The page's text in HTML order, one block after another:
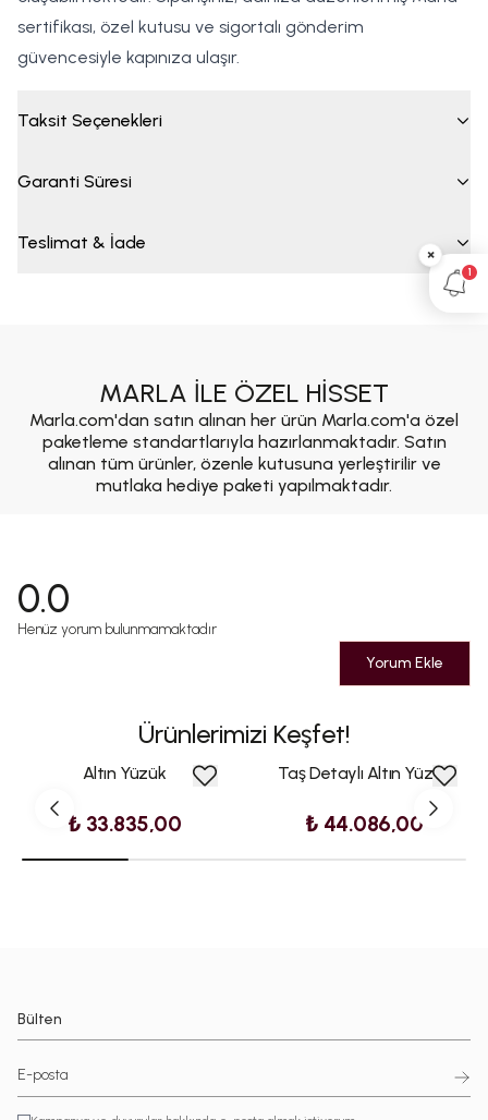
sertifikası, özel kutusu ve sigortalı gönderim
güvencesiyle kapınıza ulaşır.
Taksit Seçenekleri
Garanti Süresi
Teslimat & İade
MARLA İLE ÖZEL HİSSET
Marla.com'dan satın alınan her ürün Marla.com'a özel
paketleme standartlarıyla hazırlanmaktadır. Satın
alınan tüm ürünler, özenle kutusuna yerleştirilir ve
mutlaka hediye paketi yapılmaktadır.
0.0
Henüz yorum bulunmamaktadır
Yorum Ekle
Ürünlerimizi Keşfet!
Altın Yüzük
₺ 33.835,00
Taş Detaylı Altın Yüzük
₺ 44.086,00
Bülten
×
1